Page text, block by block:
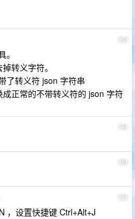
14
转义字符。
了转义符 json 字符串
正常的不带转义符的 json 字符
15
16
17
，设置快捷键 Ctrl+Alt+J